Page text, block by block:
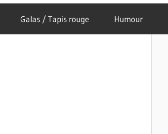
Galas / Tapis rouge Humour